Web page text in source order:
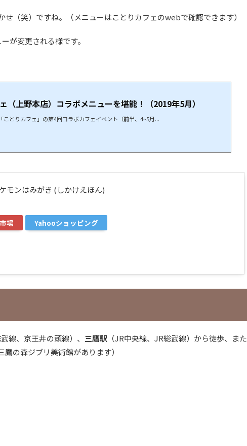
（笑）ですね。（メニューはことりカフェのwebで確認できます）
が変更される様です。
（上野本店）コラボメニューを堪能！（2019年5月）
とりカフェ」の第4回コラボカフェイベント（前半、4~5月...
モンはみがき (しかけえほん)
場 Yahooショッピング
線、京王井の頭線）、 三鷹駅 （JR中央線、JR総武線）から徒歩、また
の森ジブリ美術館があります）